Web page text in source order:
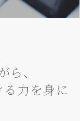
、
力を身に